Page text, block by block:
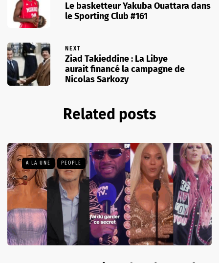
Le basketteur Yakuba Ouattara dans
le Sporting Club #161
NEXT
Ziad Takieddine : La Libye
aurait financé la campagne de
Nicolas Sarkozy
Related posts
A LA UNE PEOPLE